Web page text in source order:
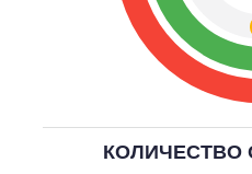
КОЛИЧЕСТВО